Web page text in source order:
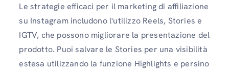
Le strategie efficaci per il marketing di affiliazione
su Instagram includono l'utilizzo Reels, Stories e
IGTV, che possono migliorare la presentazione del
prodotto. Puoi salvare le Stories per una visibilità
estesa utilizzando la funzione Highlights e persino